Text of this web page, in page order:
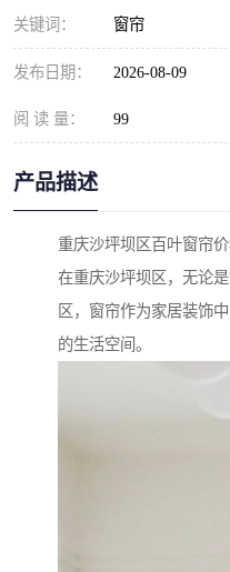
关键词： 窗帘
发布日期： 2026-08-09
阅 读 量： 99
产品描述
重庆沙坪坝区百叶窗帘
在重庆沙坪坝区，无论
区，窗帘作为家居装饰
的生活空间。